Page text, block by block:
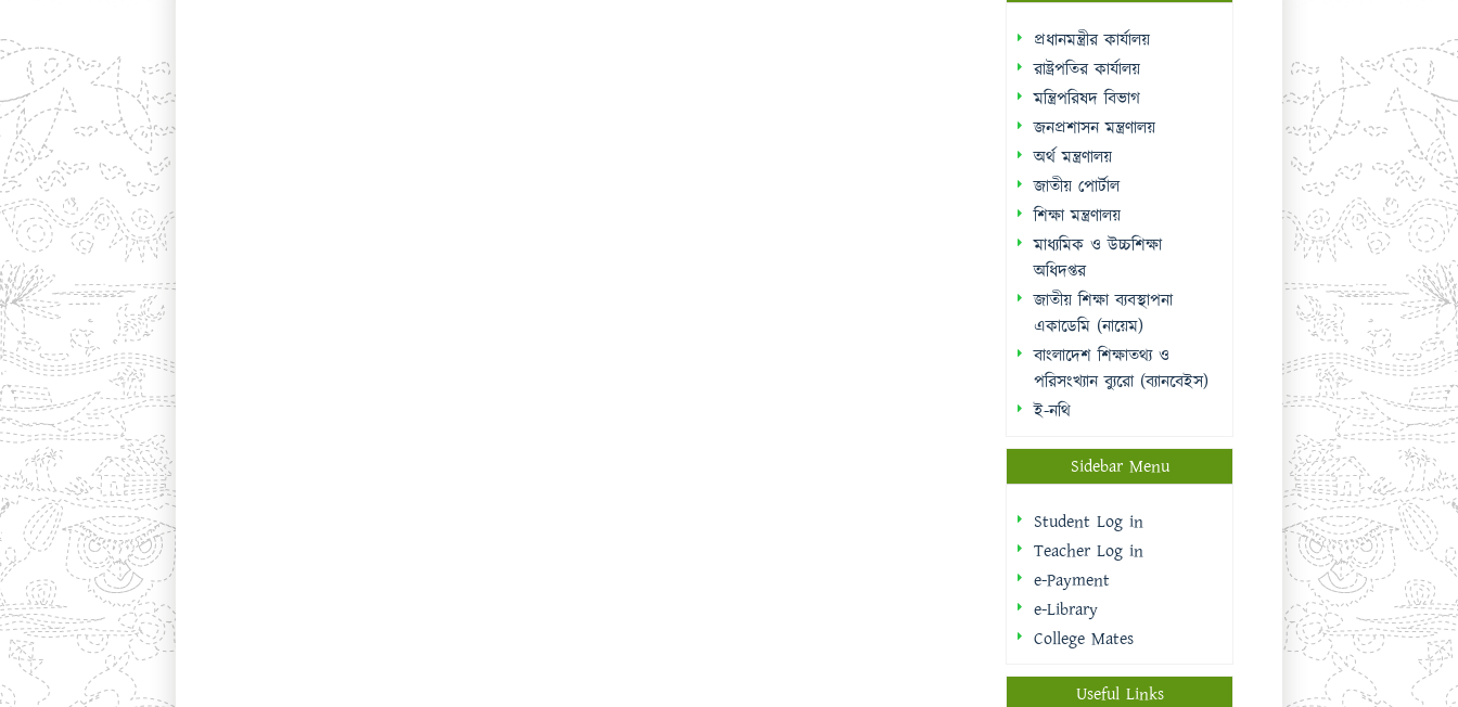
শিক্ষা মন্ত্রণালয়
মাধ্যমিক ও উচ্চশিক্ষা
অধিদপ্তর
জাতীয় শিক্ষা ব্যবস্থাপনা
একাডেমি (নায়েম)
বাংলাদেশ শিক্ষাতথ্য ও
পরিসংখ্যান ব্যুরো (ব্যানবেইস)
ই-নথি
Sidebar Menu
Student Log in
Teacher Log in
e-Payment
College Mates
Useful Links
National Web Portal
National University
Education Board,
Muktopaath